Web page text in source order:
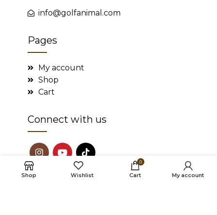
info@golfanimal.com
Pages
My account
Shop
Cart
Connect with us
Shop Wishlist
0
Cart My account